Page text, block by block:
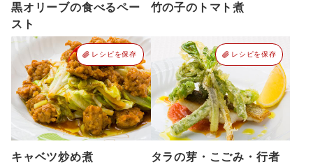
黒オリーブの食べるペー
スト
竹の子のトマト煮
レシピを保存
キャベツ炒め煮
レシピを保存
タラの芽・こごみ・行者